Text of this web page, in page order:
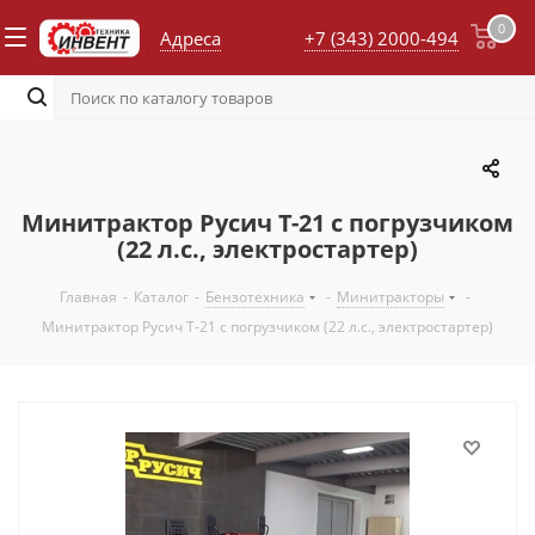
Адреса 0
+7 (343) 2000-494
Минитрактор Русич Т-21 с погрузчиком
(22 л.с., электростартер)
Главная - Каталог - Бензотехника - Минитракторы
-
Минитрактор Русич Т-21 с погрузчиком (22 л.с., электростартер)